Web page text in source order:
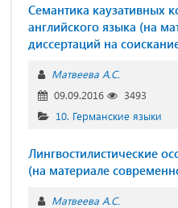
Семантика каузативных
английского языка (на
диссертаций на
Матвеева А.С.
09.09.2016
3493
10. Германские языки
Лингвостилистические
(на материале
Матвеева А.С.